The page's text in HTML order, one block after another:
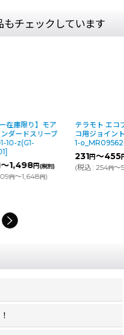
チェックしています
在庫限り】モア
ダードスリーブ
10-z(G1-
]
～1,498円(税別)
円～1,648円)
テラモト エコ
コ用ジョイン
1-
231円～455
(税込: 254円～